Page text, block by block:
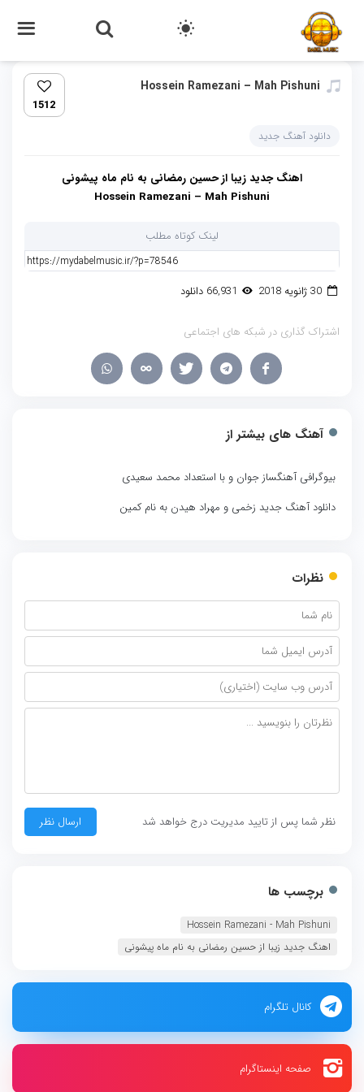
Hossein Ramezani – Mah Pishuni
1512
دانلود آهنگ جدید
اهنگ جدید زیبا از حسین رمضانی به نام ماه پیشونی
Hossein Ramezani – Mah Pishuni
لینک کوتاه مطلب
30 ژانویه 2018
اشتراک گذاری در شبکه های اجتماعی
آهنگ های بیشتر از
بیوگرافی آهنگساز جوان و با استعداد محمد سعیدی
دانلود آهنگ جدید زخمی و مهراد هیدن به نام کمین
نظرات
نظر شما پس از تایید مدیریت درج خواهد شد
برچسب ها
Hossein Ramezani - Mah Pishuni‏
اهنگ جدید زیبا از حسین رمضانی به نام ماه پیشونی
کانال تلگرام
صفحه اینستاگرام